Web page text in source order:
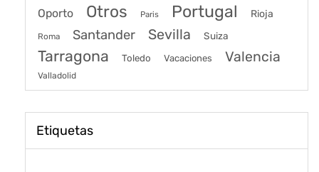
Oporto Otros Paris Portugal Rioja
Roma Santander Sevilla Suiza
Tarragona Toledo Vacaciones Valencia
Valladolid
Etiquetas